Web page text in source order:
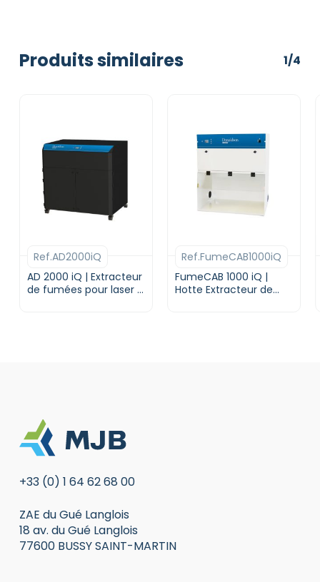
Produits similaires 1/4
AD 2000 iQ | Extracteur
de fumées pour laser |
Ref.AD2000iQ
FumeCAB 1000 iQ |
Hotte Extracteur de
Ref.FumeCAB1000iQ
+33 (0) 1 64 62 68 00
ZAE du Gué Langlois
18 av. du Gué Langlois
77600 BUSSY SAINT-MARTIN